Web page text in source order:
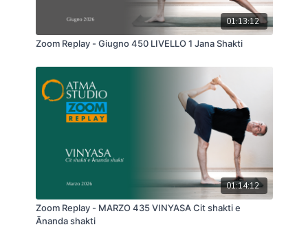
01:13:12
Zoom Replay - Giugno 450 LIVELLO 1 Jana Shakti
01:14:12
Zoom Replay - MARZO 435 VINYASA Cit shakti e
Ānanda shakti